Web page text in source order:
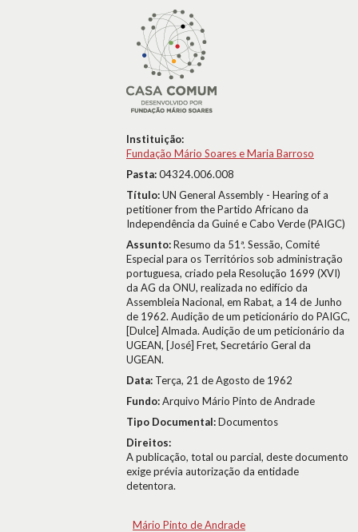
Instituição:
Fundação Mário Soares e Maria Barroso
Pasta:04324.006.008
Título:UN General Assembly - Hearing of a
petitioner from the Partido Africano da
Independência da Guiné e Cabo Verde (PAIGC)
Assunto:Resumo da 51ª. Sessão, Comité
Especial para os Territórios sob administração
portuguesa, criado pela Resolução 1699 (XVI)
da AG da ONU, realizada no edifício da
Assembleia Nacional, em Rabat, a 14 de Junho
de 1962. Audição de um peticionário do PAIGC,
[Dulce] Almada. Audição de um peticionário da
UGEAN, [José] Fret, Secretário Geral da
UGEAN.
Data: Terça, 21 de Agosto de 1962
Fundo:Arquivo Mário Pinto de Andrade
Tipo Documental:Documentos
Direitos:
A publicação, total ou parcial, deste documento
exige prévia autorização da entidade
detentora.
Mário Pinto de Andrade